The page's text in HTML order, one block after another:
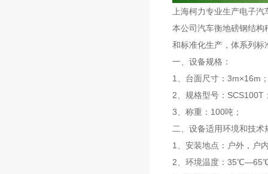
上海柯力专业生产电子汽
本公司汽车衡地磅钢结构
和标准化生产，体系列
一、设备规格：
1、台面尺寸：3m×16m
2、规格型号：SCS100T
3、称重：100吨；
二、设备适用环境和技术
1、安装地点：户外，户
2、环境温度：